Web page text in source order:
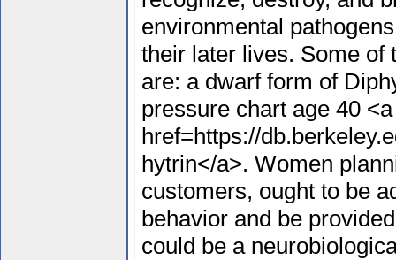
environmental
their later lives. Some of
are: a dwarf form of
pressure chart age 40 <a
href=https://
hytrin</a>. Women
customers, ought to be
behavior and be
could be a